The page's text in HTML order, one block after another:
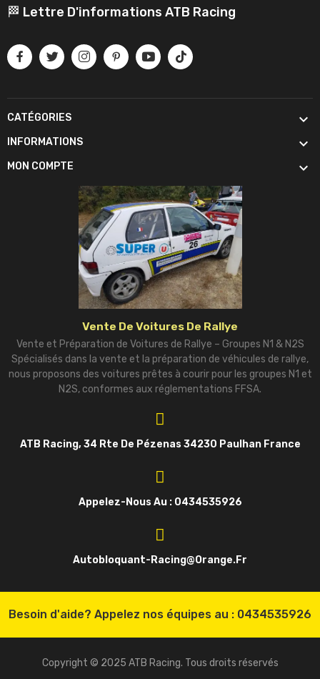
🏁 Lettre D'informations ATB Racing
CATÉGORIES 
INFORMATIONS 
MON COMPTE 
Vente De Voitures De Rallye
Vente et Préparation de Voitures de Rallye – Groupes N1 & N2S
Spécialisés dans la vente et la préparation de véhicules de rallye,
nous proposons des voitures prêtes à courir pour les groupes N1 et
N2S, conformes aux réglementations FFSA.
ATB Racing, 34 Rte De Pézenas 34230 Paulhan France
Appelez-Nous Au : 0434535926
Autobloquant-Racing@orange.fr
Besoin d'aide? Appelez nos équipes au : 0434535926
Copyright © 2025 ATB Racing. Tous droits réservés